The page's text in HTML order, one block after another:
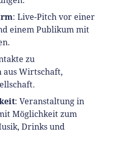
: Live-Pitch vor einer
einem Publikum mit
zu
aus Wirtschaft,
: Veranstaltung in
Möglichkeit zum
Drinks und